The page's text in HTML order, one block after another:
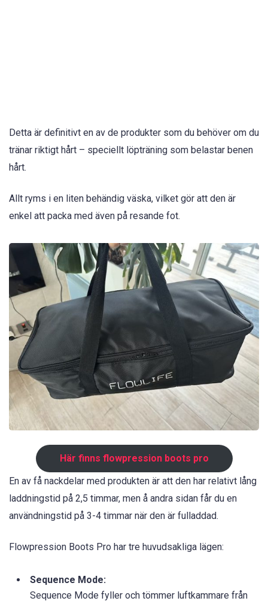
Detta är definitivt en av de produkter som du behöver om du
tränar riktigt hårt – speciellt löpträning som belastar benen
hårt.
Allt ryms i en liten behändig väska, vilket gör att den är
enkel att packa med även på resande fot.
Här finns flowpression boots pro
En av få nackdelar med produkten är att den har relativt lång
laddningstid på 2,5 timmar, men å andra sidan får du en
användningstid på 3-4 timmar när den är fulladdad.
Flowpression Boots Pro har tre huvudsakliga lägen:
Sequence Mode:
Sequence Mode fyller och tömmer luftkammare från